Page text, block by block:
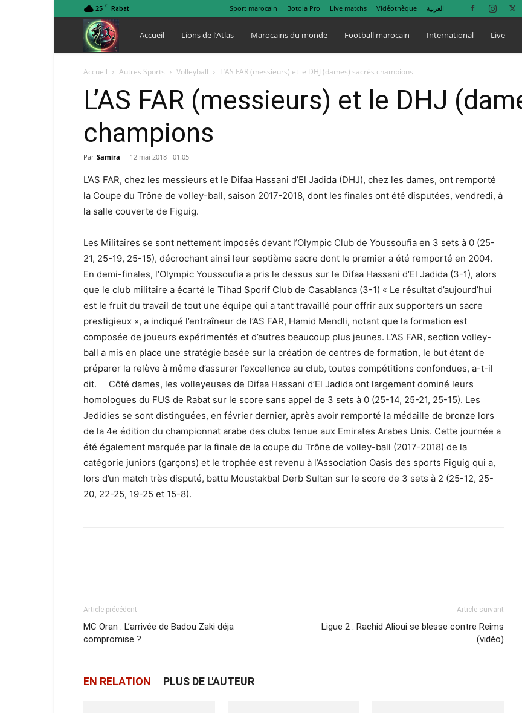
25 C Rabat Sport marocain Botola Pro Live matchs Vidéothèque العربية
Lions
de
Atlas
Accueil Lions de l’Atlas Marocains du monde Football marocain International Live
Accueil Autres Sports Volleyball L’AS FAR (messieurs) et le DHJ (dames) sacrés champions
L’AS FAR (messieurs) et le DHJ
champions
Par Samira - 12 mai 2018 - 01:05
L’AS FAR, chez les messieurs et le Difaa Hassani d’El Jadida (DHJ), chez les dames, ont remporté
la Coupe du Trône de volley-ball, saison 2017-2018, dont les finales ont été disputées, vendredi, à
la salle couverte de Figuig.
Les Militaires se sont nettement imposés devant l’Olympic Club de Youssoufia en 3 sets à 0 (25-
21, 25-19, 25-15), décrochant ainsi leur septième sacre dont le premier a été remporté en 2004.
En demi-finales, l’Olympic Youssoufia a pris le dessus sur le Difaa Hassani d’El Jadida (3-1), alors
que le club militaire a écarté le Tihad Sporif Club de Casablanca (3-1) « Le résultat d’aujourd’hui
est le fruit du travail de tout une équipe qui a tant travaillé pour offrir aux supporters un sacre
prestigieux », a indiqué l’entraîneur de l’AS FAR, Hamid Mendli, notant que la formation est
composée de joueurs expérimentés et d’autres beaucoup plus jeunes. L’AS FAR, section volley-
ball a mis en place une stratégie basée sur la création de centres de formation, le but étant de
préparer la relève à même d’assurer l’excellence au club, toutes compétitions confondues, a-t-il
dit. Côté dames, les volleyeuses de Difaa Hassani d’El Jadida ont largement dominé leurs
homologues du FUS de Rabat sur le score sans appel de 3 sets à 0 (25-14, 25-21, 25-15). Les
Jedidies se sont distinguées, en février dernier, après avoir remporté la médaille de bronze lors
de la 4e édition du championnat arabe des clubs tenue aux Emirates Arabes Unis. Cette journée a
été également marquée par la finale de la coupe du Trône de volley-ball (2017-2018) de la
catégorie juniors (garçons) et le trophée est revenu à l’Association Oasis des sports Figuig qui a,
lors d’un match très disputé, battu Moustakbal Derb Sultan sur le score de 3 sets à 2 (25-12, 25-
20, 22-25, 19-25 et 15-8).
Article précédent
MC Oran : L’arrivée de Badou Zaki déja
compromise ?
Article suivant
Ligue 2 : Rachid Alioui se blesse contre Reims
(vidéo)
EN RELATION PLUS DE L'AUTEUR